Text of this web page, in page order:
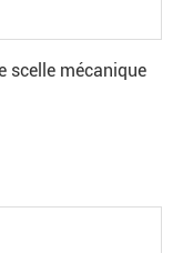
scelle mécanique